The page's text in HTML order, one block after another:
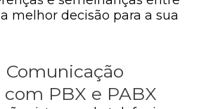
melhor decisão para a sua
PBX e PABX